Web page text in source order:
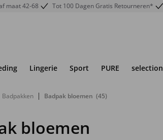
maat 42-68 Tot 100 Dagen Gratis Retourneren*
Lingerie Sport PURE selection
Badpakken | Badpak bloemen (45)
bloemen